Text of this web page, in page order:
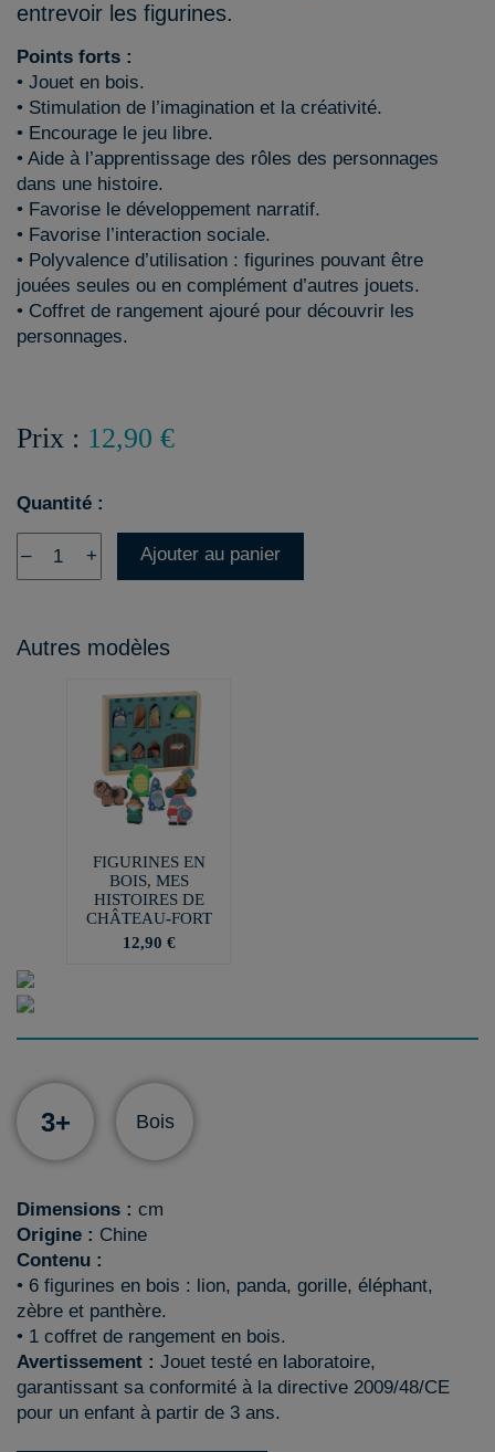
entrevoir les figurines.
Points forts :
• Jouet en bois.
• Stimulation de l’imagination et la créativité.
• Encourage le jeu libre.
• Aide à l’apprentissage des rôles des personnages
dans une histoire.
• Favorise le développement narratif.
• Favorise l’interaction sociale.
• Polyvalence d’utilisation : figurines pouvant être
jouées seules ou en complément d’autres jouets.
• Coffret de rangement ajouré pour découvrir les
personnages.
Prix : 12,90 €
Quantité :
– + Ajouter au panier
Autres modèles
FIGURINES EN
BOIS, MES
HISTOIRES DE
CHÂTEAU-FORT
12,90 €
3+ Bois
Dimensions : cm
Origine : Chine
Contenu :
• 6 figurines en bois : lion, panda, gorille, éléphant,
zèbre et panthère.
• 1 coffret de rangement en bois.
Avertissement : Jouet testé en laboratoire,
garantissant sa conformité à la directive 2009/48/CE
pour un enfant à partir de 3 ans.